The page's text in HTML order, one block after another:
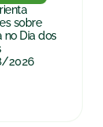
sobre
no Dia dos
2026